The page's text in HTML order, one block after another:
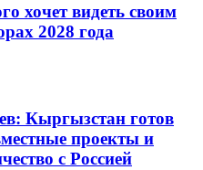
хочет видеть своим
2028 года
Кыргызстан готов
проекты и
с Россией